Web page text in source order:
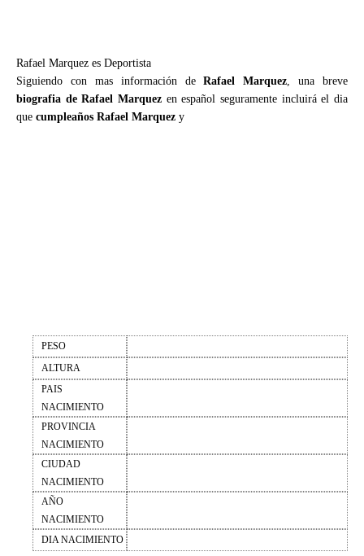
Rafael Marquez es Deportista
Siguiendo con mas información deRafael Marquez, una breve
biografia de Rafael Marquez en español seguramente incluirá el dia
que cumpleaños Rafael Marquez y
PESO
ALTURA
PAIS
NACIMIENTO
PROVINCIA
NACIMIENTO
CIUDAD
NACIMIENTO
AÑO
NACIMIENTO
DIA NACIMIENTO